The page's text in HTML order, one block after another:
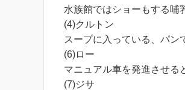
水族館ではショーもする哺
(4)クルトン
スープに入っている、パン
(6)ロー
マニュアル車を発進させ
(7)ジサ